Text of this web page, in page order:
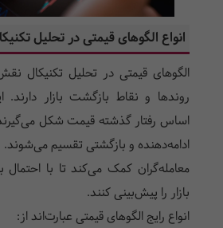
انواع الگوهای قیمتی در تحلیل
الگوهای قیمتی در تحلیل تکنیکال
روندها و نقاط بازگشت بازار دارند.
اساس رفتار گذشته قیمت شکل
ادامه‌دهنده و بازگشتی تقسیم
معامله‌گران کمک می‌کند تا با
بازار را پیش‌بینی کنند.
انواع رایج الگوهای قیمتی عبارت‌اند از: